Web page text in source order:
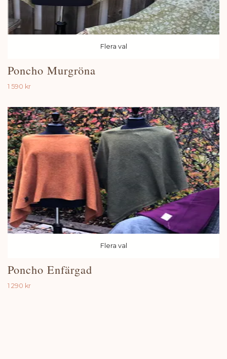
Flera val
Poncho Murgröna
1 590 kr
Flera val
Poncho Enfärgad
1 290 kr